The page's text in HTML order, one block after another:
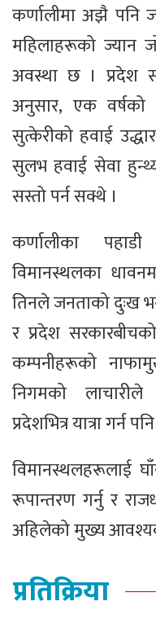
कर्णालीमा अझै पनि
महिलाहरूको ज्यान
अवस्था छ । प्रदेश
अनुसार, एक वर्षको
सुत्केरीको हवाई
सुलभ हवाई सेवा
सस्तो पर्न सक्थे ।
कर्णालीका
विमानस्थलका
तिनले जनताको दुःख
र प्रदेश
कम्पनीहरूको
निगमको
प्रदेशभित्र यात्रा गर्न
विमानस्थलहरूलाई
रूपान्तरण गर्नु र
अहिलेको मुख्य
प्रतिक्रिया